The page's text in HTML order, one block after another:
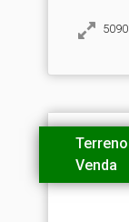
5090
Terreno
Venda